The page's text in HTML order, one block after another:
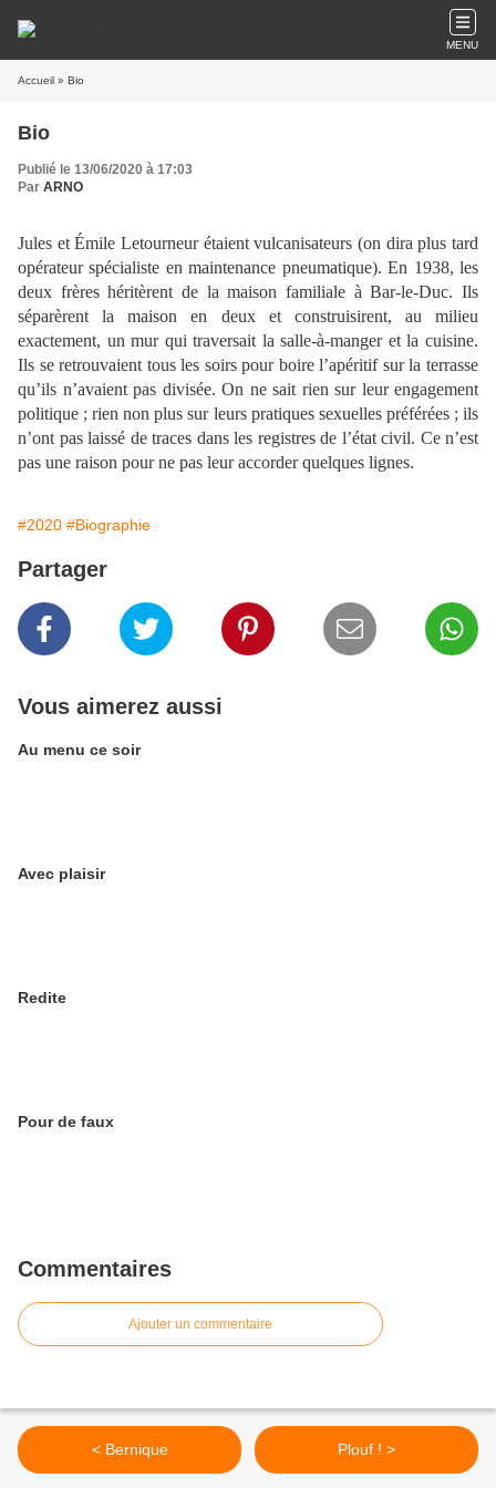
MENU
Accueil » Bio
Bio
Publié le 13/06/2020 à 17:03
Par ARNO
Jules et Émile Letourneur étaient vulcanisateurs (on dira plus tard
opérateur spécialiste en maintenance pneumatique). En 1938, les
deux frères héritèrent de la maison familiale à Bar-le-Duc. Ils
séparèrent la maison en deux et construisirent, au milieu
exactement, un mur qui traversait la salle-à-manger et la cuisine.
Ils se retrouvaient tous les soirs pour boire l’apéritif sur la terrasse
qu’ils n’avaient pas divisée. On ne sait rien sur leur engagement
politique ; rien non plus sur leurs pratiques sexuelles préférées ; ils
n’ont pas laissé de traces dans les registres de l’état civil. Ce n’est
pas une raison pour ne pas leur accorder quelques lignes.
#2020 #Biographie
Partager
Vous aimerez aussi
Au menu ce soir
Avec plaisir
Redite
Pour de faux
Commentaires
Ajouter un commentaire
< Bernique Plouf ! >